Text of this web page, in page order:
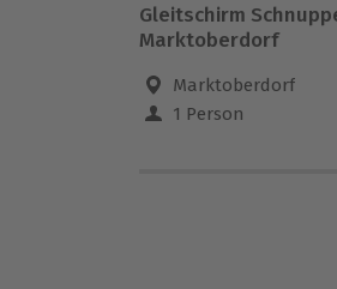
Gleitschirm
Marktoberdorf
Marktoberdorf
1 Person